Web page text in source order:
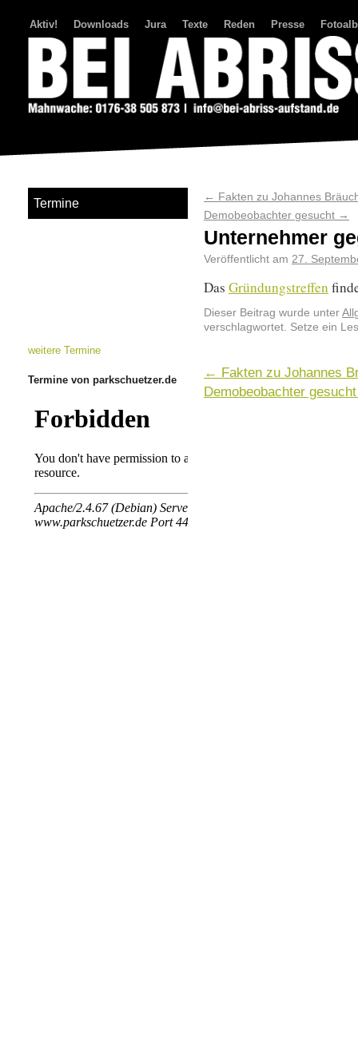
Aktiv! Downloads Jura Texte Reden Presse
← Fakten zu Johannes
Demobeobachter gesucht →
Unternehmer
Veröffentlicht am 27.
Das Gründungstreffen
Dieser Beitrag wurde unter
verschlagwortet. Setze ein
← Fakten zu Johannes
Demobeobachter
Termine
weitere Termine
Termine von parkschuetzer.de